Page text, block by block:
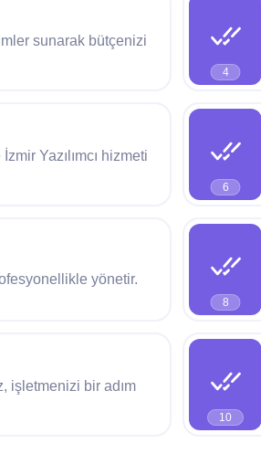
sunarak bütçenizi
4
Yazılımcı hizmeti
6
yönetir.
8
işletmenizi bir adım
10